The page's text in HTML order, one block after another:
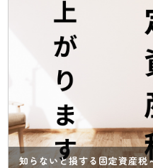
知らないと損する固定資産税